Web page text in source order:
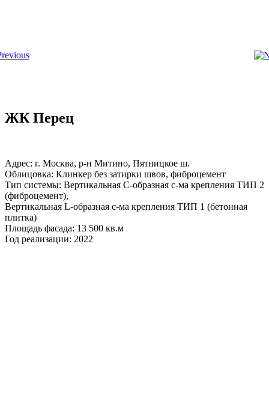
ЖК Перец
Адрес: г. Москва, р-н Митино, Пятницкое ш.
Облицовка: Клинкер без затирки швов, фиброцемент
Тип системы: Вертикальная С-образная с-ма крепления ТИП 2
(фиброцемент),
Вертикальная L-образная с-ма крепления ТИП 1 (бетонная
плитка)
Площадь фасада: 13 500 кв.м
Год реализации: 2022